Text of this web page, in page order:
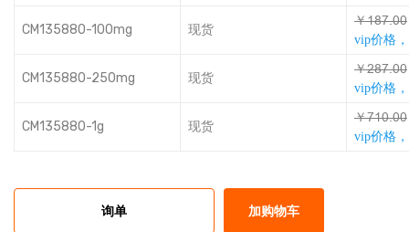
CM135880-100mg 现货
￥ƦɅŴǜưư
vip价格
CM135880-250mg 现货
￥ǊɅŴǜưư
vip价格
CM135880-1g 现货
￥ŴƦưǜưư
vip价格
询单 加购物车